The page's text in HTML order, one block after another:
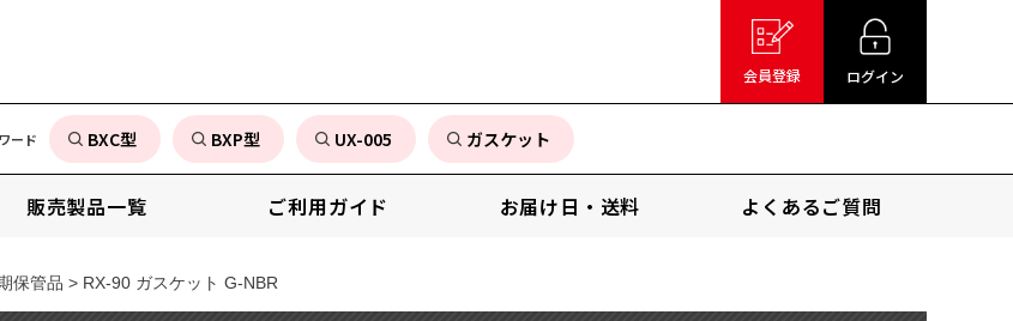
会員登録 ログイン
ード BXC型 BXP型 UX-005 ガスケット
販売製品一覧 ご利用ガイド お届け日・送料 よくあるご質問
保管品 > RX-90 ガスケット G-NBR